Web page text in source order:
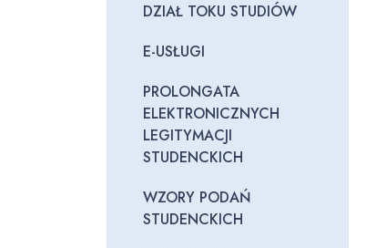
DZIAŁ TOKU STUDIÓW
E-USŁUGI
PROLONGATA
ELEKTRONICZNYCH
LEGITYMACJI
STUDENCKICH
WZORY PODAŃ
STUDENCKICH